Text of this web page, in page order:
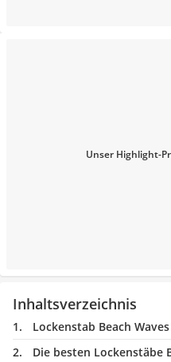
Unser Highlight-
Inhaltsverzeichnis
Lockenstab Beach
Die besten Lockenstäbe